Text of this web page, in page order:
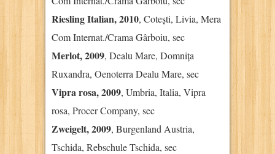
Riesling Italian, 2010, Cotești, Livia, Mera
Com Internat./Crama Gârboiu, sec
Merlot, 2009, Dealu Mare, Domnița
Ruxandra, Oenoterra Dealu Mare, sec
Vipra rosa, 2009, Umbria, Italia, Vipra
rosa, Procer Company, sec
Zweigelt, 2009, Burgenland Austria,
Tschida, Rebschule Tschida, sec